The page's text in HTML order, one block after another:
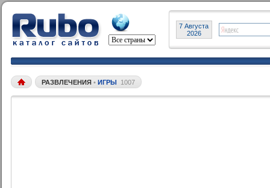
7 Августа
2026
РАЗВЛЕЧЕНИЯ • ИГРЫ 1007